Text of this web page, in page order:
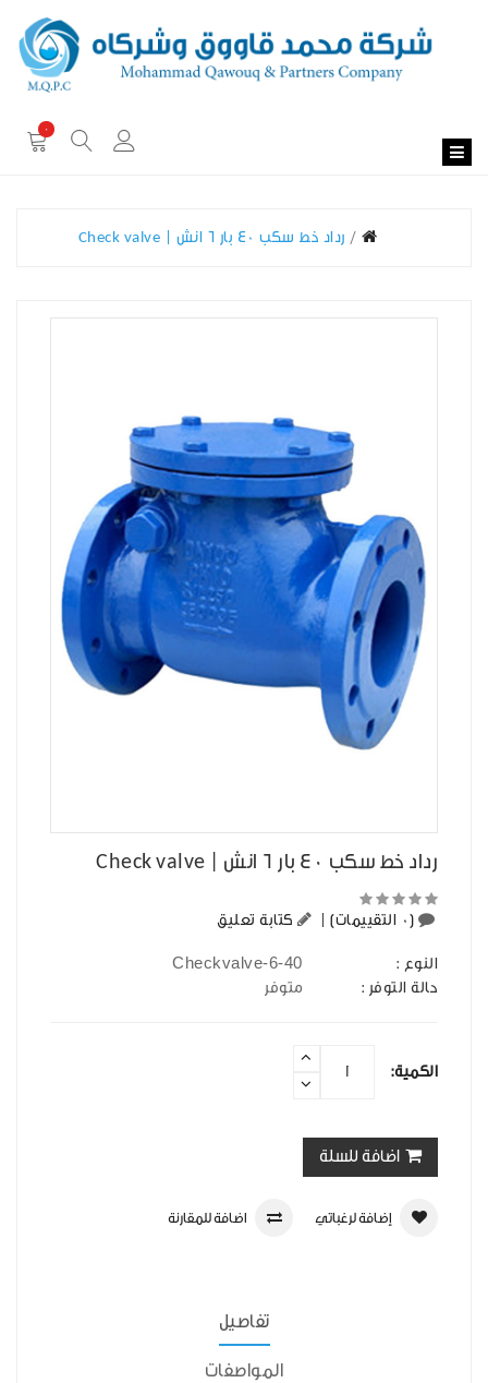
0
رداد خط سكب 40 بار 6 انش | Check valve
رداد خط سكب 40 بار 6 انش | Check valve
(0 التقييمات) كتابة تعليق
النوع :
حالة التوفر : متوفر
الكمية:
اضافة للسلة
إضافة لرغباتي اضافة للمقارنة
تفاصيل
المواصفات